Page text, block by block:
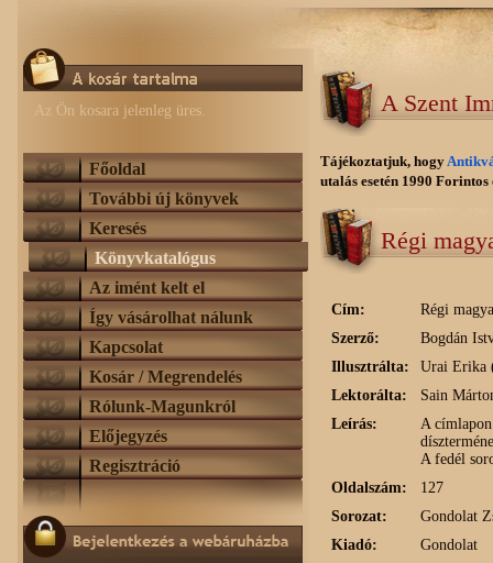
Az Ön kosara jelenleg üres.
Főoldal
További új könyvek
Keresés
Könyvkatalógus
Az imént kelt el
Így vásárolhat nálunk
Kapcsolat
Kosár / Megrendelés
Rólunk-Magunkról
Előjegyzés
Regisztráció
A Szent
Tájékoztatjuk, hogy
utalás esetén 1990
Régi
Cím:
Régi
Szerző:
Bogdán
Illusztrálta:
Urai Erika
Lektorálta:
Sain
Leírás:
A
A fedél
Oldalszám:
127
Sorozat:
Gondolat
Kiadó:
Gondolat